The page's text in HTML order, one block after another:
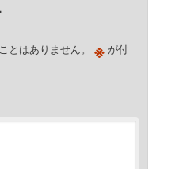
とはありません。 ※ が付